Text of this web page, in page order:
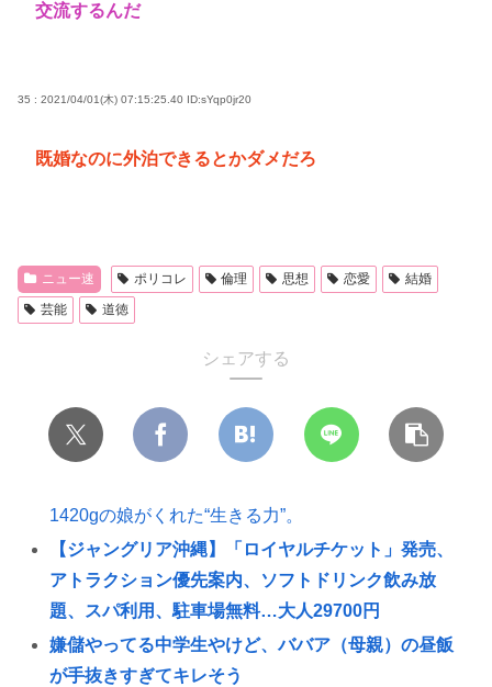
交流するんだ
35 : 2021/04/01(木) 07:15:25.40 ID:sYqp0jr20
既婚なのに外泊できるとかダメだろ
ニュー速 ポリコレ 倫理 思想 恋愛
結婚
芸能
道徳
シェアする
1420gの娘がくれた“生きる力”。
【ジャングリア沖縄】「ロイヤルチケット」発売、
アトラクション優先案内、ソフトドリンク飲み放
題、スパ利用、駐車場無料…大人29700円
嫌儲やってる中学生やけど、ババア（母親）の昼飯
が手抜きすぎてキレそう